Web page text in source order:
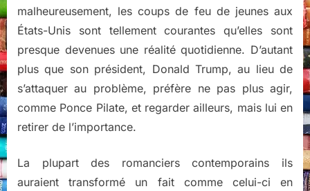
malheureusement, les coups de feu de jeunes aux
États-Unis sont tellement courantes qu’elles sont
presque devenues une réalité quotidienne. D’autant
plus que son président, Donald Trump, au lieu de
s’attaquer au problème, préfère ne pas plus agir,
comme Ponce Pilate, et regarder ailleurs, mais lui en
retirer de l’importance.
La plupart des romanciers contemporains ils
auraient transformé un fait comme celui-ci en